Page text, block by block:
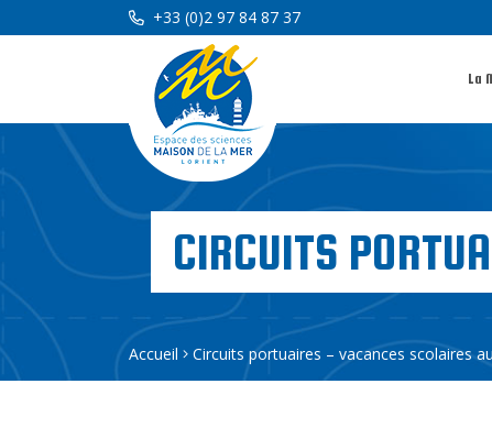
+33 (0)2 97 84 87 37
La
CIRCUITS
Accueil Circuits portuaires – vacances scolaires